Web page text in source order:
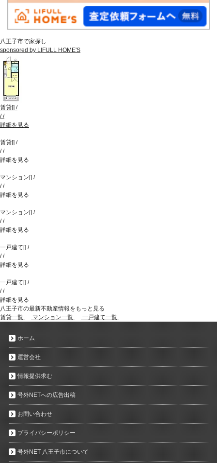
八王子市で家探し
sponsored by LIFULL HOME'S
賃貸[] /
//
詳細を見る
賃貸[] /
//
詳細を見る
マンション[] /
//
詳細を見る
マンション[] /
//
詳細を見る
一戸建て[] /
//
詳細を見る
一戸建て[] /
//
詳細を見る
八王子市の最新不動産情報をもっと見る
賃貸一覧
マンション一覧 一戸建て一覧
ホーム
運営会社
情報提供求む
号外NETへの広告出稿
お問い合わせ
プライバシーポリシー
号外NET 八王子市について